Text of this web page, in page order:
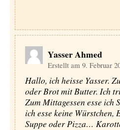
Yasser Ahmed
Erstellt am 9. Februar
Hallo, ich heisse Yasser.
oder Brot mit Butter. Ich
Zum Mittagessen esse ich
ich esse keine Würstchen,
Suppe oder Pizza…